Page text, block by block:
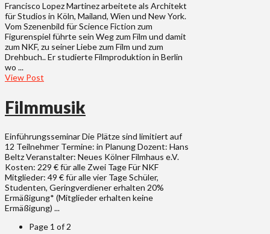
Francisco Lopez Martinez arbeitete als Architekt
für Studios in Köln, Mailand, Wien und New York.
Vom Szenenbild für Science Fiction zum
Figurenspiel führte sein Weg zum Film und damit
zum NKF, zu seiner Liebe zum Film und zum
Drehbuch.. Er studierte Filmproduktion in Berlin
wo ...
View Post
Filmmusik
Einführungsseminar Die Plätze sind limitiert auf
12 Teilnehmer Termine: in Planung Dozent: Hans
Beltz Veranstalter: Neues Kölner Filmhaus e.V.
Kosten: 229 € für alle Zwei Tage Für NKF
Mitglieder: 49 € für alle vier Tage Schüler,
Studenten, Geringverdiener erhalten 20%
Ermäßigung* (Mitglieder erhalten keine
Ermäßigung) ...
Page 1 of 2